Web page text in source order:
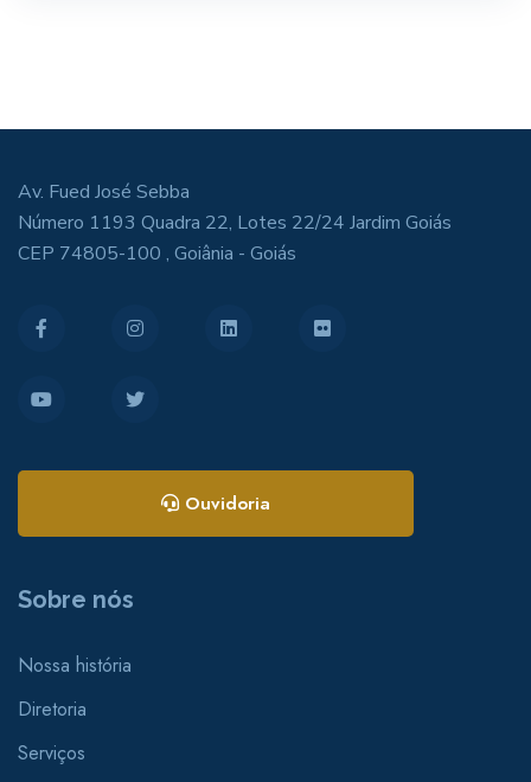
Av. Fued José Sebba
Número 1193 Quadra 22, Lotes 22/24 Jardim Goiás
CEP 74805-100 , Goiânia - Goiás
Ouvidoria
Sobre nós
Nossa história
Diretoria
Serviços